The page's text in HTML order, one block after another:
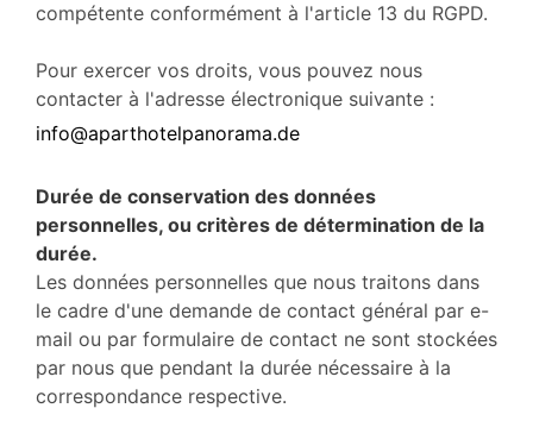
compétente conformément à l'article 13 du RGPD.
Pour exercer vos droits, vous pouvez nous
contacter à l'adresse électronique suivante :
info@aparthotelpanorama.de
Durée de conservation des données
personnelles, ou critères de détermination de la
durée.
Les données personnelles que nous traitons dans
le cadre d'une demande de contact général par e-
mail ou par formulaire de contact ne sont stockées
par nous que pendant la durée nécessaire à la
correspondance respective.